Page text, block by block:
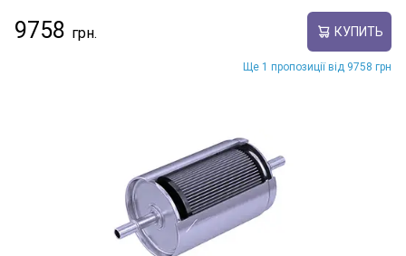
9758 КУПИТЬ
Ще 1 пропозиції від 9758 грн